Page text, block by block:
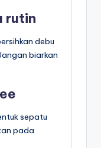
rutin
debu
biarkan
sepatu
pada